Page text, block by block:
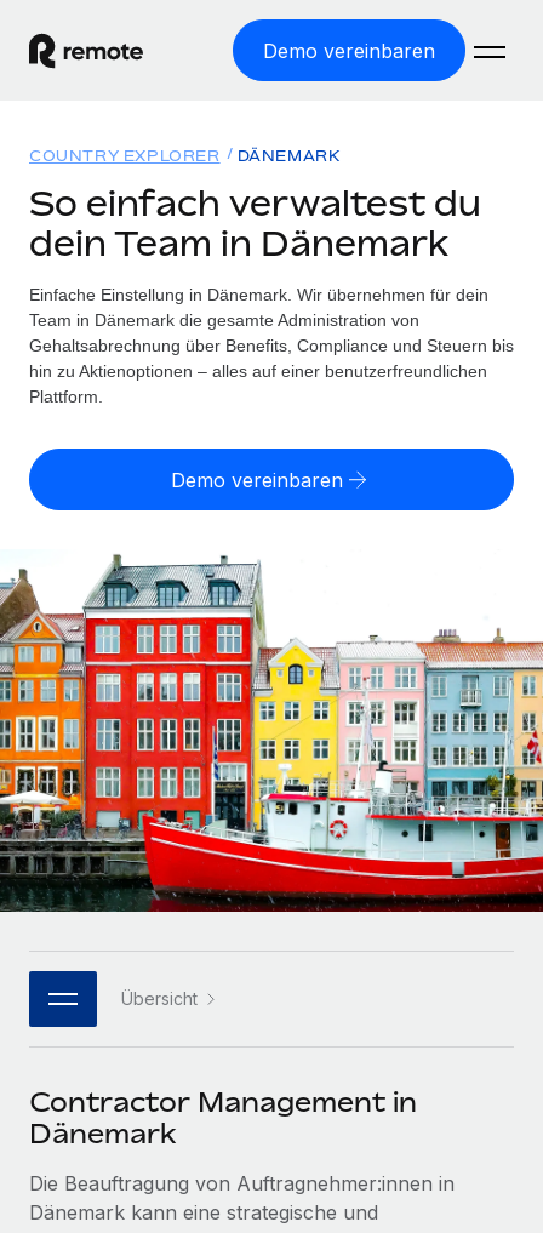
Demo vereinbaren
WELTWEITE BESCHÄFTIGUNG
Globale Payroll
Einfache, rechtssicher Payroll
Employer of Record
Weltweites Wachstum ohne Kosten für Niederlassungen
Contractor of Record
Rechtssichere, weltweite Arbeit mit Freelancer:innen
Globales Onboarding und Verwalten von
Freelancer:innen
PEO
Auslagern von komplexen HR-Aufgaben
INFRASTRUKTUR
Remote Embedded
Nahtlose Integration der HR in bestehende Abläufe
Plattform
Integrierte HR-Kernfunktionen für dein Team
MCP
Integrationen
Tools
DIENSTLEISTUNGEN
Frag unsere Expert:innen
Lösungen
WELTWEITE ABDECKUNG
Country Explorer
Länderspezifische Unterstützung bei der Einstellung
Einfache Einstellung in allen US-Bundesstaaten
WACHSTUMSPHASE
Startups
Agile HR- und Payroll-Lösungen für wachsende
Unternehmen
Mittelstand
Maßgeschneiderte HR-Lösungen, um Teams zu
vergrößern
Enterprise
Globale HR für Konzerne und Großunternehmen
PARTNER WERDEN
Flexible Einbettung von Global-HR-Funktionen in deine
Partner werden
Remote Build
Demnächst verfügbar
Ressourcen
TOOLS UND RECHNER
Scheinselbstständigkeitsrisiko berechnen
Personalkostenrechner
Gesamtbeschäftigungskosten
Honorarzahlungen berechnen
Informationen zu möglichen Währungen und
Abwicklungsfristen für globale Freelancer:innen
LERNEN MIT REMOTE
Forschung und Leitfäden
Fallstudien
HR-Glossar
Bibliothek für Stellenbeschreibungen
Webinare
Events
Newsroom
Informationen zu Gehältern und Qualifikationen
Preise
Nederlands
Français
Deutsch
Español
Italiano
Português (Portugal)
한국어
Anmelden
COUNTRY EXPLORER DÄNEMARK
So einfach verwaltest du
dein Team in Dänemark
Einfache Einstellung in Dänemark. Wir übernehmen für dein
Team in Dänemark die gesamte Administration von
Gehaltsabrechnung über Benefits, Compliance und Steuern bis
hin zu Aktienoptionen – alles auf einer benutzerfreundlichen
Plattform.
Demo vereinbaren
Übersicht
Contractor Management in
Dänemark
Die Beauftragung von Auftragnehmer:innen in
Dänemark kann eine strategische und